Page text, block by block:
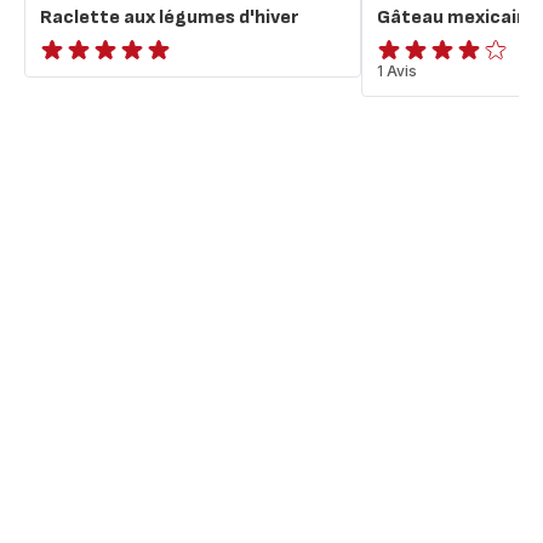
Raclette aux légumes d'hiver
ratings.NaN
Gâteau mexicain
Avis
4
1 Avis